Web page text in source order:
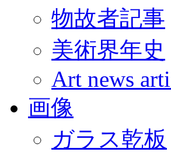
物故者記事
美術界年史
Art news
画像
ガラス乾板